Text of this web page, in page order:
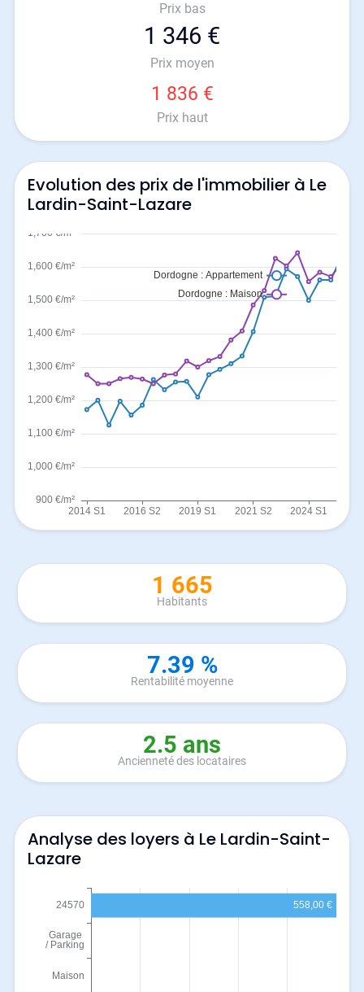
Prix bas
1 346 €
Prix moyen
1 836 €
Prix haut
Evolution des prix de l'immobilier à Le
Lardin-Saint-Lazare
1 665
Habitants
7.39 %
Rentabilité moyenne
2.5 ans
Ancienneté des locataires
Analyse des loyers à Le Lardin-Saint-
Lazare